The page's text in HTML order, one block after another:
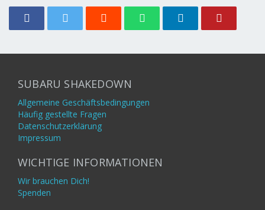
SUBARU SHAKEDOWN
Allgemeine Geschäftsbedingungen
Häufig gestellte Fragen
Datenschutzerklärung
Impressum
WICHTIGE INFORMATIONEN
Wir brauchen Dich!
Spenden